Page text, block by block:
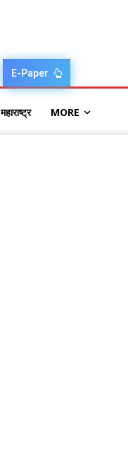
E-Paper
महाराष्ट्र MORE